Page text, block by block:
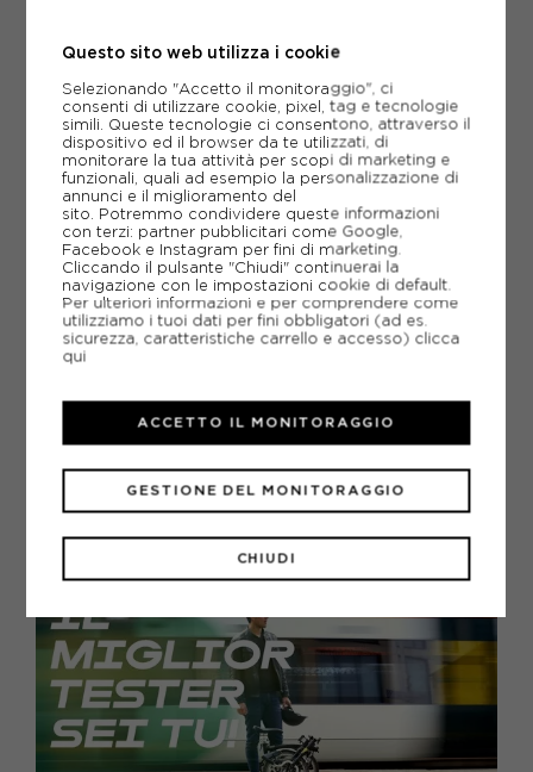
PUMA PER FERRARI: LA COLLEZIONE
UFFICIALE
La collezione Puma per Ferrari unisce stile racing, materiali
tecnici e design premium ispirato alla Formula 1.
SCARPE PALLAVOLO: MEGLIO ALTE O
Questo sito web utilizza i cookie
Selezionando "Accetto il monitoraggio", ci
consenti di utilizzare cookie, pixel, tag e tecnologie
simili. Queste tecnologie ci consentono, attraverso il
dispositivo ed il browser da te utilizzati, di
monitorare la tua attività per scopi di marketing e
funzionali, quali ad esempio la personalizzazione di
annunci e il miglioramento del
sito. Potremmo condividere queste informazioni
con terzi: partner pubblicitari come Google,
Facebook e Instagram per fini di marketing.
Cliccando il pulsante "Chiudi" continuerai la
navigazione con le impostazioni cookie di default.
Per ulteriori informazioni e per comprendere come
utilizziamo i tuoi dati per fini obbligatori (ad es.
sicurezza, caratteristiche carrello e accesso) clicca
qui
CHIUDI
GESTIONE DEL MONITORAGGIO
ACCETTO IL MONITORAGGIO